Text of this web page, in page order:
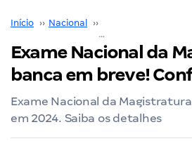
Início ›› Nacional ››
Exame Nacional da
banca em breve!
Exame Nacional da
em 2024. Saiba os detalhes